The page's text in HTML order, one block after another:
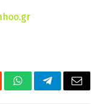
WhatsAppTelegramEmail